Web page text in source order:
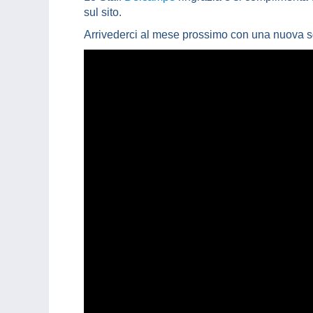
sul sito.
Arrivederci al mese prossimo con una nuova